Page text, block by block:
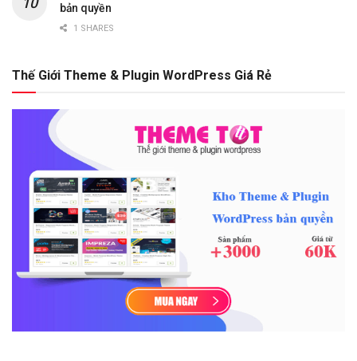
bản quyền
1 SHARES
Thế Giới Theme & Plugin WordPress Giá Rẻ